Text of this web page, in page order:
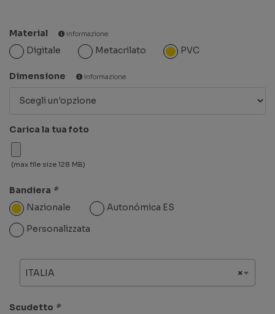
Material informazione
Digitale Metacrilato PVC
Dimensione informazione
Carica la tua foto
(max file size 128 MB)
Bandiera *
Nazionale
Autonómica ES
Personalizzata
×
ITALIA
Scudetto *